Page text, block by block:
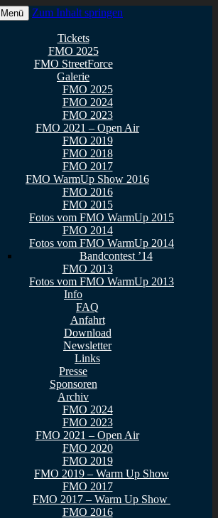
– 13. FMO
Menü Zum Inhalt springen
Tickets
FMO 2025
FMO StreetForce
Galerie
FMO 2025
FMO 2024
FMO 2023
FMO 2021 – Open Air
FMO 2019
FMO 2018
FMO 2017
FMO WarmUp Show 2016
FMO 2016
FMO 2015
Fotos vom FMO WarmUp 2015
FMO 2014
Fotos vom FMO WarmUp 2014
Bandcontest ’14
FMO 2013
Fotos vom FMO WarmUp 2013
Info
FAQ
Anfahrt
Download
Newsletter
Links
Presse
Sponsoren
Archiv
FMO 2024
FMO 2023
FMO 2021 – Open Air
FMO 2020
FMO 2019
FMO 2019 – Warm Up Show
FMO 2017
FMO 2017 – Warm Up Show
FMO 2016